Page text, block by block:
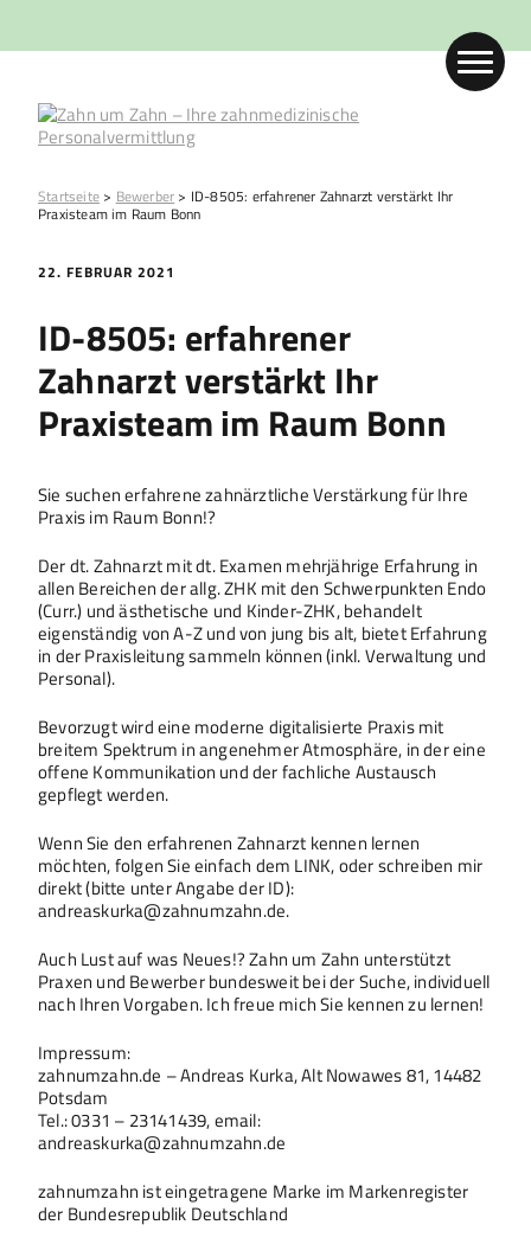
Startseite > Bewerber > ID-8505: erfahrener Zahnarzt verstärkt Ihr
Praxisteam im Raum Bonn
22. FEBRUAR 2021
ID-8505: erfahrener
Zahnarzt verstärkt Ihr
Praxisteam im Raum Bonn
Sie suchen erfahrene zahnärztliche Verstärkung für Ihre
Praxis im Raum Bonn!?
Der dt. Zahnarzt mit dt. Examen mehrjährige Erfahrung in
allen Bereichen der allg. ZHK mit den Schwerpunkten Endo
(Curr.) und ästhetische und Kinder-ZHK, behandelt
eigenständig von A-Z und von jung bis alt, bietet Erfahrung
in der Praxisleitung sammeln können (inkl. Verwaltung und
Personal).
Bevorzugt wird eine moderne digitalisierte Praxis mit
breitem Spektrum in angenehmer Atmosphäre, in der eine
offene Kommunikation und der fachliche Austausch
gepflegt werden.
Wenn Sie den erfahrenen Zahnarzt kennen lernen
möchten, folgen Sie einfach dem LINK, oder schreiben mir
direkt (bitte unter Angabe der ID):
andreaskurka@zahnumzahn.de.
Auch Lust auf was Neues!? Zahn um Zahn unterstützt
Praxen und Bewerber bundesweit bei der Suche, individuell
nach Ihren Vorgaben. Ich freue mich Sie kennen zu lernen!
Impressum:
zahnumzahn.de – Andreas Kurka, Alt Nowawes 81, 14482
Potsdam
Tel.: 0331 – 23141439, email:
andreaskurka@zahnumzahn.de
zahnumzahn ist eingetragene Marke im Markenregister
der Bundesrepublik Deutschland